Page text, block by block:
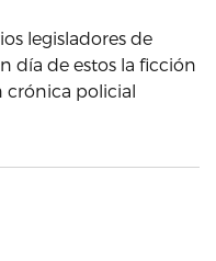
legisladores de
día de estos la ficción
crónica policial